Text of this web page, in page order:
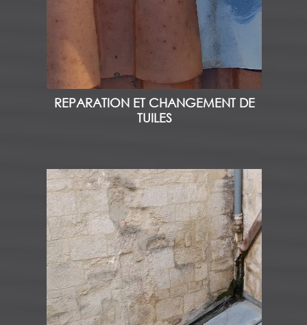
REPARATION ET CHANGEMENT DE
TUILES